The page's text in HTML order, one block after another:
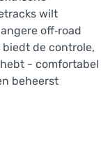
wilt
off‑road
biedt de controle,
- comfortabel
beheerst